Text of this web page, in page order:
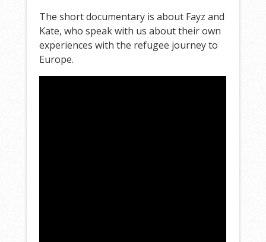
The short documentary is about Fayz and
Kate, who speak with us about their own
experiences with the refugee journey to
Europe.